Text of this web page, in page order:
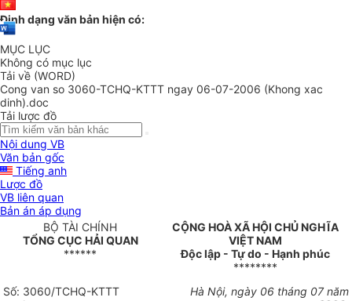
Định dạng văn bản hiện có:
MỤC LỤC
Không có mục lục
Tải về (WORD)
Cong van so 3060-TCHQ-KTTT ngay 06-07-2006 (Khong xac
dinh).doc
Tải lược đồ
Nội dung VB
Văn bản gốc
Tiếng anh
Lược đồ
VB liên quan
Bản án áp dụng
BỘ TÀI CHÍNH
TỔNG CỤC HẢI QUAN
******
CỘNG HOÀ XÃ HỘI CHỦ NGHĨA
VIỆT NAM
Độc lập - Tự do - Hạnh phúc
********
Số: 3060/TCHQ-KTTT
Hà Nội, ngày 06 tháng 07 năm